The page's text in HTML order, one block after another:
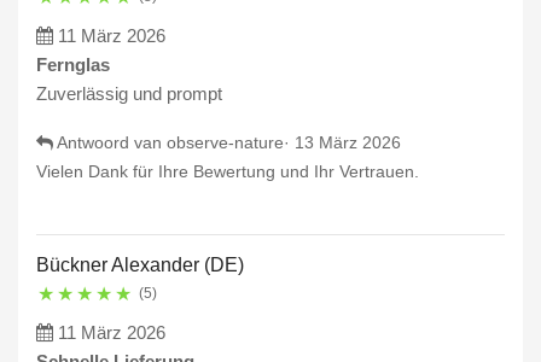
11 März 2026
Fernglas
Zuverlässig und prompt
Antwoord van observe-nature· 13 März 2026
Vielen Dank für Ihre Bewertung und Ihr Vertrauen.
Bückner Alexander (DE)
★ ★ ★ ★ ★ (5)
11 März 2026